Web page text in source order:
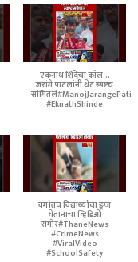
एकनाथ शिंदेंचा कॉल...
जरांगे पाटलांनी थेट स्पष्टच
सांगितलं#ManojJarangePatil
#EknathShinde
वर्गातच विद्यार्थ्याचा ड्रग्ज
घेतानाचा व्हिडिओ
समोर#ThaneNews
#CrimeNews
#ViralVideo
#SchoolSafety